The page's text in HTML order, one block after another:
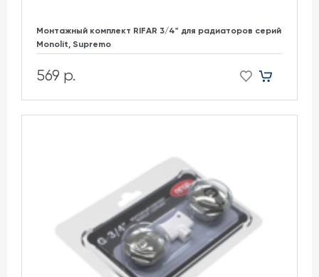
Монтажный комплект RIFAR 3/4" для радиаторов cерий
Monolit, Supremo
569 р.